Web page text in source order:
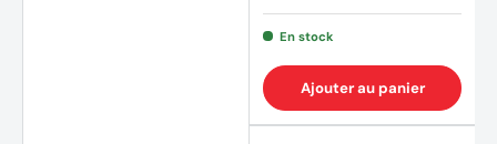
En stock
Ajouter au panier